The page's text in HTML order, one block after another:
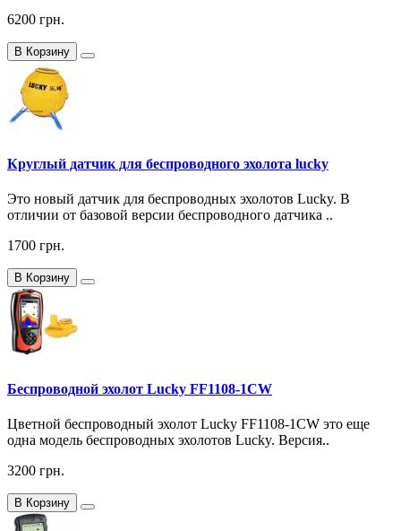
6200 грн.
В Корзину
Круглый датчик для беспроводного эхолота lucky
Это новый датчик для беспроводных эхолотов Lucky. В
отличии от базовой версии беспроводного датчика ..
1700 грн.
В Корзину
Беспроводной эхолот Lucky FF1108-1CW
Цветной беспроводный эхолот Lucky FF1108-1CW это еще
одна модель беспроводных эхолотов Lucky. Версия..
3200 грн.
В Корзину